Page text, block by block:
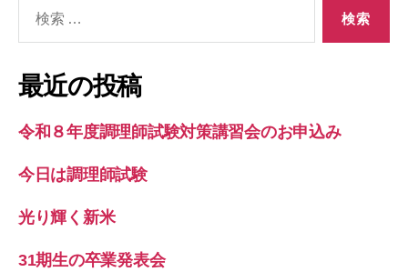
象:
最近の投稿
令和８年度調理師試験対策講習会のお申込み
今日は調理師試験
光り輝く新米
31期生の卒業発表会